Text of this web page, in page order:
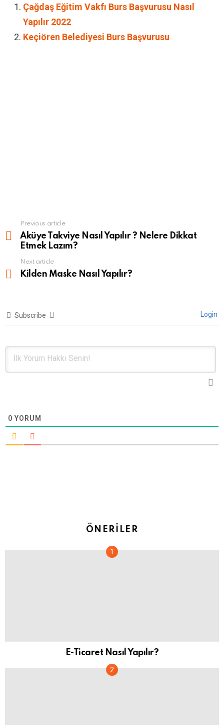
Çağdaş Eğitim Vakfı Burs Başvurusu Nasıl
Yapılır 2022
Keçiören Belediyesi Burs Başvurusu
more
Previous article
Aküye Takviye Nasıl Yapılır ? Nelere Dikkat
Etmek Lazım?
Next article
Kilden Maske Nasıl Yapılır?
Subscribe Login
0 YORUM
ÖNERILER
E-Ticaret Nasıl Yapılır?